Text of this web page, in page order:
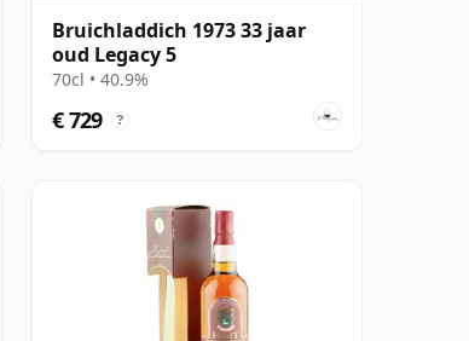
Bruichladdich 1973 33 jaar
oud Legacy 5
70cl • 40.9%
€ 729 ?